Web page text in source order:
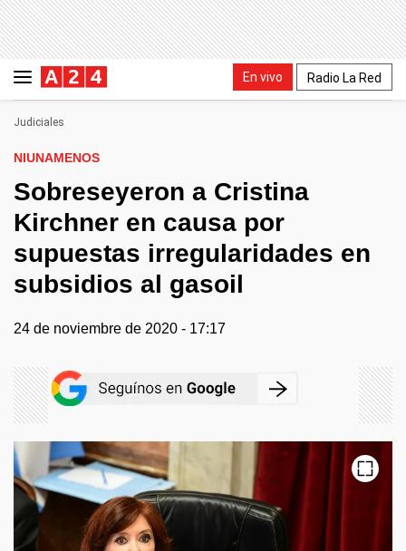
En vivo Radio La Red
Judiciales
NIUNAMENOS
Sobreseyeron a Cristina
Kirchner en causa por
supuestas irregularidades en
subsidios al gasoil
24 de noviembre de 2020 - 17:17